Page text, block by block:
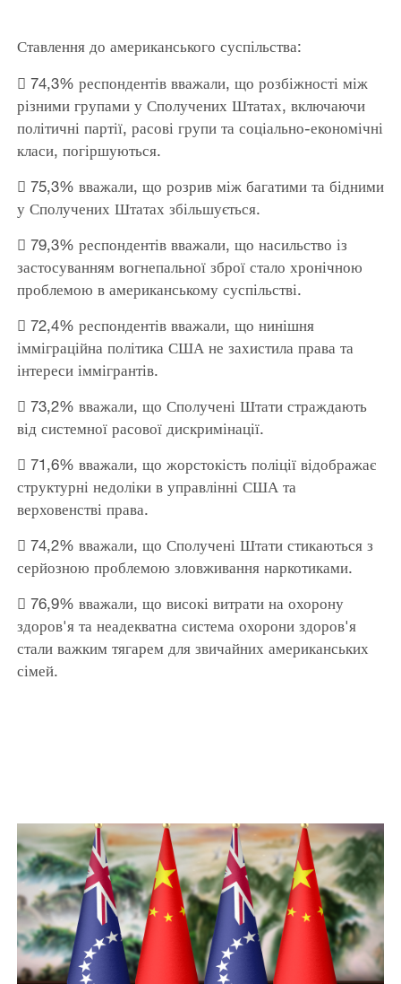
Ставлення до американського суспільства:
 74,3% респондентів вважали, що розбіжності між
різними групами у Сполучених Штатах, включаючи
політичні партії, расові групи та соціально-економічні
класи, погіршуються.
 75,3% вважали, що розрив між багатими та бідними
у Сполучених Штатах збільшується.
 79,3% респондентів вважали, що насильство із
застосуванням вогнепальної зброї стало хронічною
проблемою в американському суспільстві.
 72,4% респондентів вважали, що нинішня
імміграційна політика США не захистила права та
інтереси іммігрантів.
 73,2% вважали, що Сполучені Штати страждають
від системної расової дискримінації.
 71,6% вважали, що жорстокість поліції відображає
структурні недоліки в управлінні США та
верховенстві права.
 74,2% вважали, що Сполучені Штати стикаються з
серйозною проблемою зловживання наркотиками.
 76,9% вважали, що високі витрати на охорону
здоров'я та неадекватна система охорони здоров'я
стали важким тягарем для звичайних американських
сімей.